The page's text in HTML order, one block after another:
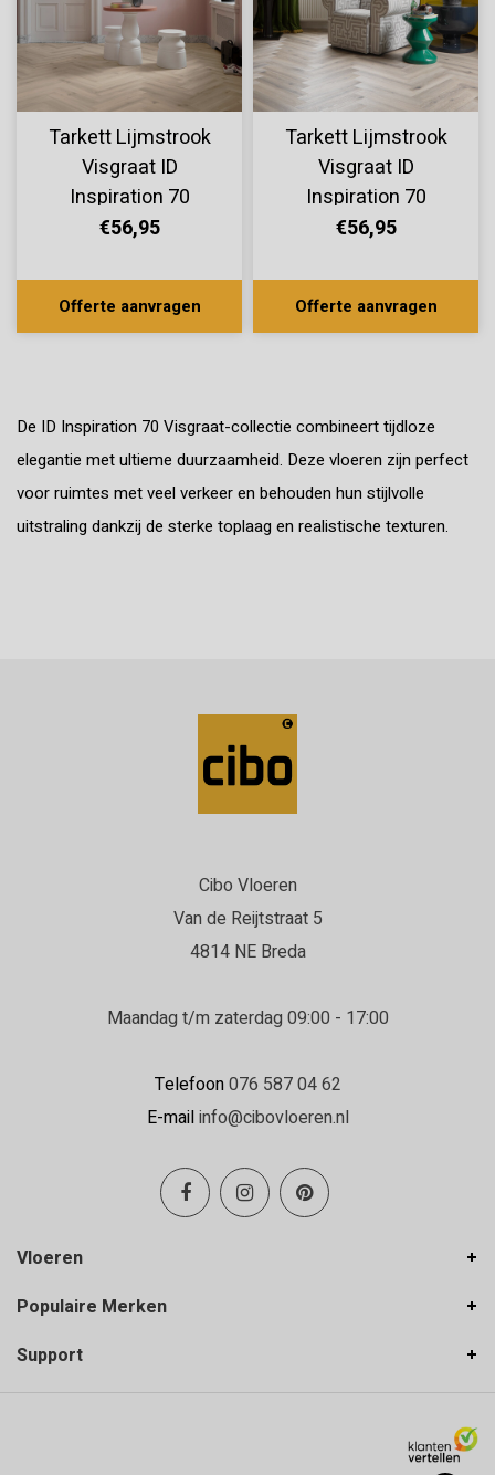
Tarkett Lijmstrook
Visgraat ID
Inspiration 70
Forest Oak Pistacio
€56,95
Offerte aanvragen
Tarkett Lijmstrook
Visgraat ID
Inspiration 70
Forest Oak Nutmeg
€56,95
Offerte aanvragen
De ID Inspiration 70 Visgraat-collectie combineert tijdloze
elegantie met ultieme duurzaamheid. Deze vloeren zijn perfect
voor ruimtes met veel verkeer en behouden hun stijlvolle
uitstraling dankzij de sterke toplaag en realistische texturen.
Cibo Vloeren
Van de Reijtstraat 5
4814 NE Breda
Maandag t/m zaterdag 09:00 - 17:00
Telefoon076 587 04 62
E-mailinfo@cibovloeren.nl
Vloeren
Populaire Merken
Support